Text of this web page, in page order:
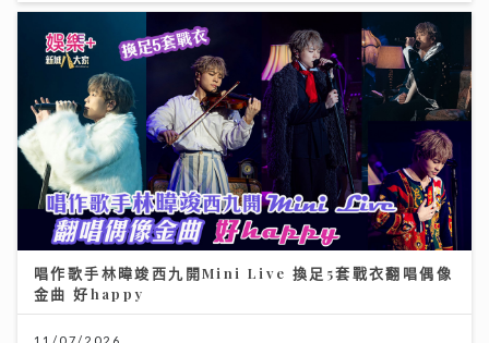
唱作歌手林暐竣西九開Mini Live 換足5套戰衣翻唱偶像
金曲 好happy
11/07/2026